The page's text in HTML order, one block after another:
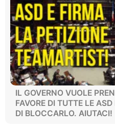
IL GOVERNO VUOLE
FAVORE DI TUTTE LE
DI BLOCCARLO. AIUTACI!